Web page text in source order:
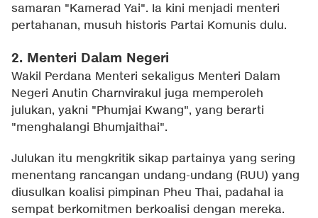
samaran "Kamerad Yai". Ia kini menjadi menteri
pertahanan, musuh historis Partai Komunis dulu.
2. Menteri Dalam Negeri
Wakil Perdana Menteri sekaligus Menteri Dalam
Negeri Anutin Charnvirakul juga memperoleh
julukan, yakni "Phumjai Kwang", yang berarti
"menghalangi Bhumjaithai".
Julukan itu mengkritik sikap partainya yang sering
menentang rancangan undang-undang (RUU) yang
diusulkan koalisi pimpinan Pheu Thai, padahal ia
sempat berkomitmen berkoalisi dengan mereka.